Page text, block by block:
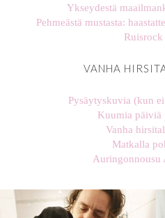
Ykseydestä
Pehmeästä mustasta:
Ruisrock
VANHA
Pysäytyskuvia (kun
Kuumia päiviä
Vanha
Matkalla
Auringonnousu
stellaharasek